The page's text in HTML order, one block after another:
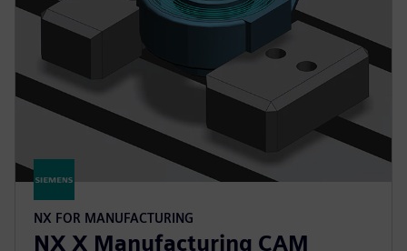
NX FOR MANUFACTURING
NX X Manufacturing CAM